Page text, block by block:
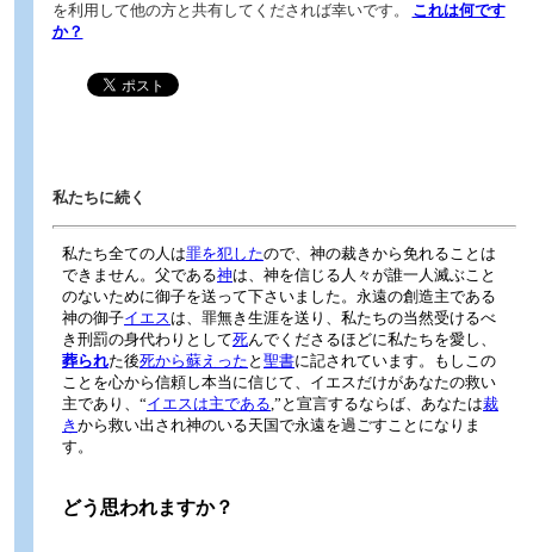
を利用して他の方と共有してくだされば幸いです。 これは何です
か？
私たちに続く